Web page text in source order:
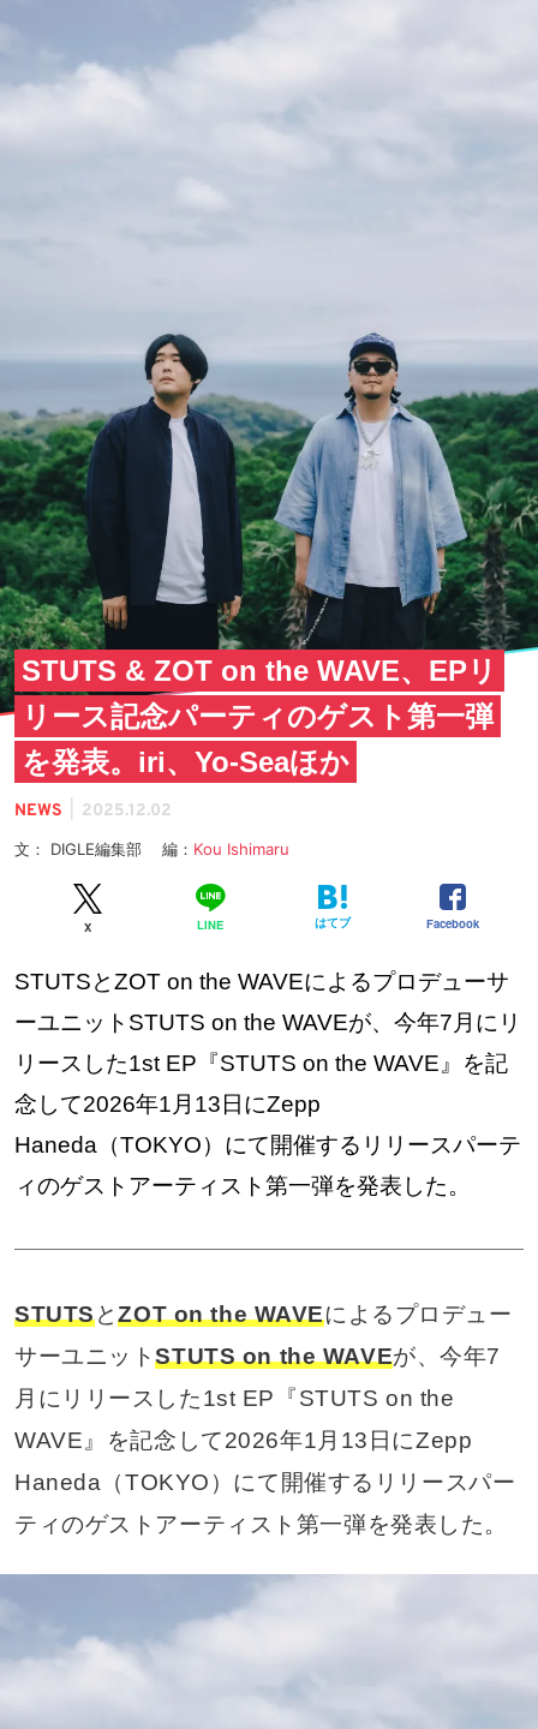
STUTS & ZOT on the WAVE、EPリ
リース記念パーティのゲスト第一弾
を発表。iri、Yo-Seaほか
NEWS 2025.12.02
文： DIGLE編集部 編： Kou Ishimaru
X LINE はてブ Facebook
STUTSとZOT on the WAVEによるプロデューサ
ーユニットSTUTS on the WAVEが、今年7月にリ
リースした1st EP『STUTS on the WAVE』を記
念して2026年1月13日にZepp
Haneda（TOKYO）にて開催するリリースパーテ
ィのゲストアーティスト第一弾を発表した。
STUTSとZOT on the WAVEによるプロデュー
サーユニットSTUTS on the WAVEが、今年7
月にリリースした1st EP『STUTS on the
WAVE』を記念して2026年1月13日にZepp
Haneda（TOKYO）にて開催するリリースパー
ティのゲストアーティスト第一弾を発表した。